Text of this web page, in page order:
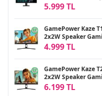
5.999 TL
GamePower Kaze
2x2W Speaker
Değişim)
4.999 TL
GamePower Kaze
2x2W Speaker
Değişim)
6.199 TL